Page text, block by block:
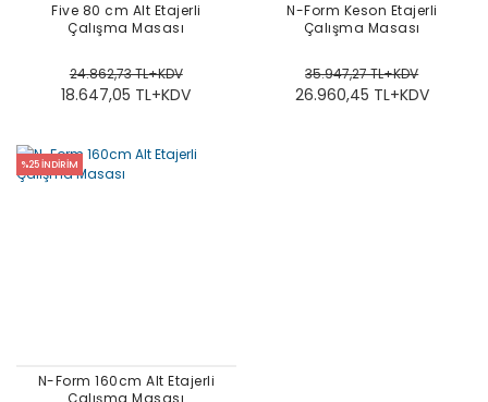
Five 80 cm Alt Etajerli
Çalışma Masası
24.862,73 TL+KDV
18.647,05 TL+KDV
N-Form Keson Etajerli
Çalışma Masası
35.947,27 TL+KDV
26.960,45 TL+KDV
%25 İNDİRİM
N-Form 160cm Alt Etajerli
Çalışma Masası